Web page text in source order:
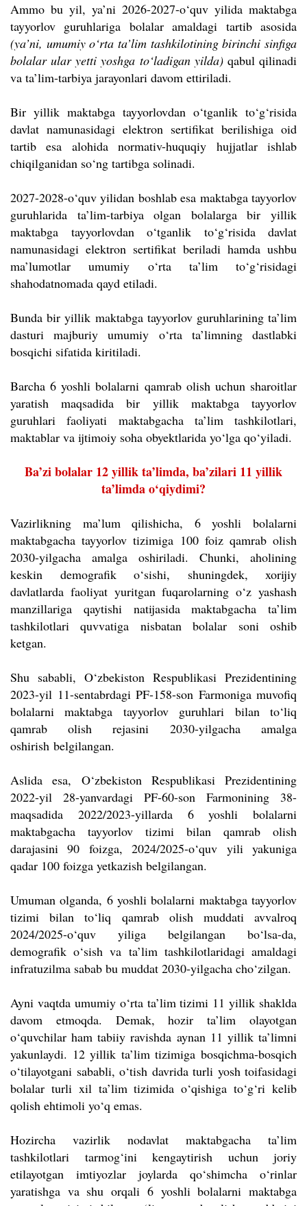
Ammo bu yil, ya’ni 2026-2027-o‘quv yilida maktabga
tayyorlov guruhlariga bolalar amaldagi tartib asosida
(ya’ni, umumiy o‘rta ta’lim tashkilotining birinchi sinfiga
bolalar ular yetti yoshga to‘ladigan yilda)qabul qilinadi
va ta’lim-tarbiya jarayonlari davom ettiriladi.
Bir yillik maktabga tayyorlovdan o‘tganlik to‘g‘risida
davlat namunasidagi elektron sertifikat berilishiga oid
tartib esa alohida normativ-huquqiy hujjatlar ishlab
chiqilganidan so‘ng tartibga solinadi.
2027-2028-o‘quv yilidan boshlab esa maktabga tayyorlov
guruhlarida ta’lim-tarbiya olgan bolalarga bir yillik
maktabga tayyorlovdan o‘tganlik to‘g‘risida davlat
namunasidagi elektron sertifikat beriladi hamda ushbu
ma’lumotlar umumiy o‘rta ta’lim to‘g‘risidagi
shahodatnomada qayd etiladi.
Bunda bir yillik maktabga tayyorlov guruhlarining ta’lim
dasturi majburiy umumiy o‘rta ta’limning dastlabki
bosqichi sifatida kiritiladi.
Barcha 6 yoshli bolalarni qamrab olish uchun sharoitlar
yaratish maqsadida bir yillik maktabga tayyorlov
guruhlari faoliyati maktabgacha ta’lim tashkilotlari,
maktablar va ijtimoiy soha obyektlarida yo‘lga qo‘yiladi.
Ba’zi bolalar 12 yillik ta’limda, ba’zilari 11 yillik
ta’limda o‘qiydimi?
Vazirlikning ma’lum qilishicha, 6 yoshli bolalarni
maktabgacha tayyorlov tizimiga 100 foiz qamrab olish
2030-yilgacha amalga oshiriladi. Chunki, aholining
keskin demografik o‘sishi, shuningdek, xorijiy
davlatlarda faoliyat yuritgan fuqarolarning o‘z yashash
manzillariga qaytishi natijasida maktabgacha ta’lim
tashkilotlari quvvatiga nisbatan bolalar soni oshib
ketgan.
Shu sababli, O‘zbekiston Respublikasi Prezidentining
2023-yil 11-sentabrdagi PF-158-son Farmoniga muvofiq
bolalarni maktabga tayyorlov guruhlari bilan to‘liq
qamrab olish rejasini 2030-yilgacha amalga
oshirish belgilangan.
Aslida esa, O‘zbekiston Respublikasi Prezidentining
2022-yil 28-yanvardagi PF-60-son Farmonining 38-
maqsadida 2022/2023-yillarda 6 yoshli bolalarni
maktabgacha tayyorlov tizimi bilan qamrab olish
darajasini 90 foizga, 2024/2025-o‘quv yili yakuniga
qadar 100 foizga yetkazish belgilangan.
Umuman olganda, 6 yoshli bolalarni maktabga tayyorlov
tizimi bilan to‘liq qamrab olish muddati avvalroq
2024/2025-o‘quv yiliga belgilangan bo‘lsa-da,
demografik o‘sish va ta’lim tashkilotlaridagi amaldagi
infratuzilma sabab bu muddat 2030-yilgacha cho‘zilgan.
Ayni vaqtda umumiy o‘rta ta’lim tizimi 11 yillik shaklda
davom etmoqda. Demak, hozir ta’lim olayotgan
o‘quvchilar ham tabiiy ravishda aynan 11 yillik ta’limni
yakunlaydi. 12 yillik ta’lim tizimiga bosqichma-bosqich
o‘tilayotgani sababli, o‘tish davrida turli yosh toifasidagi
bolalar turli xil ta’lim tizimida o‘qishiga to‘g‘ri kelib
qolish ehtimoli yo‘q emas.
Hozircha vazirlik nodavlat maktabgacha ta’lim
tashkilotlari tarmog‘ini kengaytirish uchun joriy
etilayotgan imtiyozlar joylarda qo‘shimcha o‘rinlar
yaratishga va shu orqali 6 yoshli bolalarni maktabga